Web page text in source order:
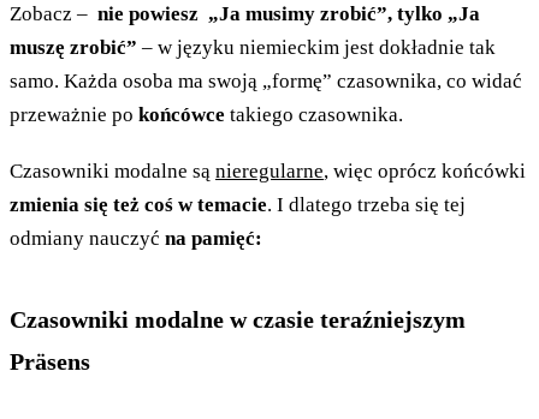
Zobacz – nie powiesz „Ja musimy zrobić”, tylko „Ja
muszę zrobić” – w języku niemieckim jest dokładnie tak
samo. Każda osoba ma swoją „formę” czasownika, co widać
przeważnie po końcówce takiego czasownika.
Czasowniki modalne są nieregularne, więc oprócz końcówki
zmienia się też coś w temacie. I dlatego trzeba się tej
odmiany nauczyć na pamięć:
Czasowniki modalne w czasie teraźniejszym
Präsens